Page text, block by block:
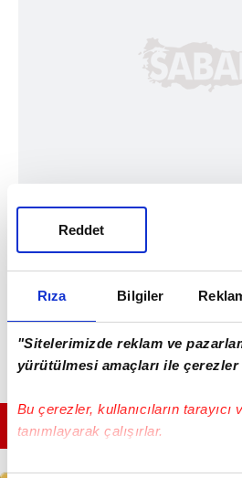
Rıza Bilgiler
"Sitelerimizde reklam ve
yürütülmesi amaçları ile çerezler
Bu çerezler, kullanıcıların tarayıcı
tanımlayarak çalışırlar.
Bu çerezlere izin vermeniz halinde
Reddet
GÜNÜN EN ÖNEMLİ